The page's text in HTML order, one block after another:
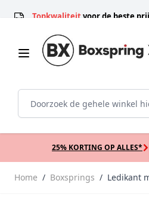
Topkwaliteitvoor de beste
100 Dagenthuis proefslapen*
Rechtstreeksprofessionals
nummer 1
25% KORTING OP ALLES*
Home / Boxsprings / Ledikant